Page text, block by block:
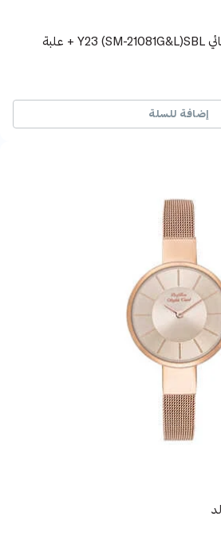
إضافة للسلة